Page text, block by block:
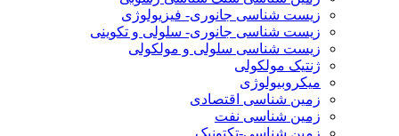
زیست شناسی جانوری- فیزیولوژی
زیست شناسی جانوری- سلولی و تکوینی
زیست شناسی سلولی و مولکولی
ژنتیک مولکولی
میکروبیولوژی
زمین شناسی اقتصادی
زمین شناسی نفت
زمین شناسی-تکتونیک